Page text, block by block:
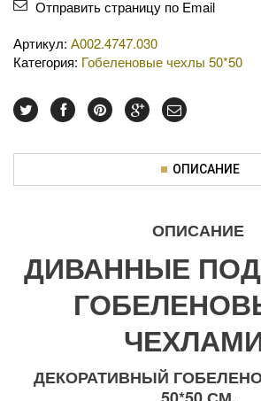
Отправить страницу по Email
Артикул: А002.4747.030
Категория: Гобеленовые чехлы 50*50
ОПИСАНИЕ
ОПИСАНИЕ
ДИВАННЫЕ
ДЕКОРАТИВНЫЙ